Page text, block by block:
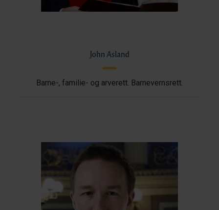
John Asland
Barne-, familie- og arverett. Barnevernsrett.